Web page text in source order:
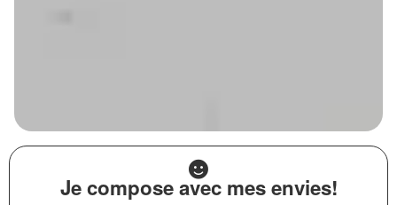
Je compose avec mes envies!